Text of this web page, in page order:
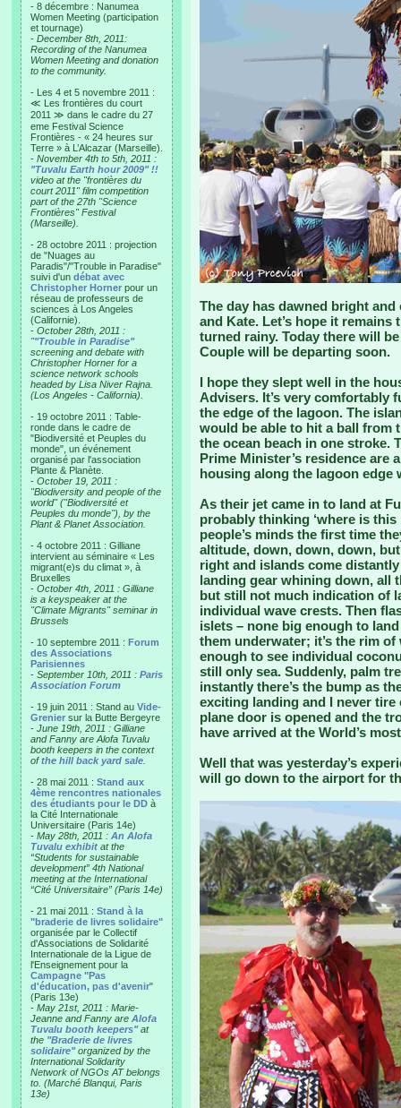
- 8 décembre : Nanumea
Women Meeting (participation
et tournage)
- December 8th, 2011:
Recording of the Nanumea
Women Meeting and donation
to the community.
- Les 4 et 5 novembre 2011 :
≪ Les frontières du court
2011 ≫ dans le cadre du 27
eme Festival Science
Frontières - « 24 heures sur
Terre » à L’Alcazar (Marseille).
- November 4th to 5th, 2011 :
"Tuvalu Earth hour 2009" !!
video at the "frontières du
court 2011" film competition
part of the 27th "Science
Frontières" Festival
(Marseille).
- 28 octobre 2011 : projection
de "Nuages au
Paradis"/"Trouble in Paradise"
suivi d'un débat avec
Christopher Horner pour un
réseau de professeurs de
sciences à Los Angeles
(Californie).
- October 28th, 2011 :
""Trouble in Paradise"
screening and debate with
Christopher Horner for a
science network schools
headed by Lisa Niver Rajna.
(Los Angeles - California).
- 19 octobre 2011 : Table-
ronde dans le cadre de
"Biodiversité et Peuples du
monde", un événement
organisé par l'association
Plante & Planète.
- October 19, 2011 :
"Biodiversity and people of the
world" ("Biodiversité et
Peuples du monde"), by the
Plant & Planet Association.
- 4 octobre 2011 : Gilliane
intervient au séminaire « Les
migrant(e)s du climat », à
Bruxelles
- October 4th, 2011 : Gilliane
is a keyspeaker at the
"Climate Migrants" seminar in
Brussels
- 10 septembre 2011 : Forum
des Associations
Parisiennes
- September 10th, 2011 : Paris
Association Forum
- 19 juin 2011 : Stand au Vide-
Grenier sur la Butte Bergeyre
- June 19th, 2011 : Gilliane
and Fanny are Alofa Tuvalu
booth keepers in the context
ofthe hill back yard sale
- 28 mai 2011 : Stand aux
4ème rencontres nationales
des étudiants pour le DD à
la Cité Internationale
Universitaire (Paris 14e)
- May 28th, 2011 : An Alofa
Tuvalu exhibit at the
“Students for sustainable
development” 4th National
meeting at the International
“Cité Universitaire” (Paris 14e)
- 21 mai 2011 : Stand à la
"braderie de livres solidaire"
organisée par le Collectif
d'Associations de Solidarité
Internationale de la Ligue de
l'Enseignement pour la
Campagne "Pas
d'éducation, pas d'avenir"
(Paris 13e)
- May 21st, 2011 : Marie-
Jeanne and Fanny are Alofa
Tuvalu booth keepers"at
the "Braderie de livres
solidaire"organized by the
International Solidarity
Network of NGOs AT belongs
to. (Marché Blanqui, Paris
13e)
The day has dawned bright
and Kate. Let’s hope it
turned rainy. Today there will
Couple will be departing soon.
I hope they slept well in the
Advisers. It’s very comfortably
the edge of the lagoon. The
would be able to hit a ball from
the ocean beach in one stroke.
Prime Minister’s residence
housing along the lagoon
As their jet came in to land at
probably thinking ‘where is
people’s minds the first time
altitude, down, down, down,
right and islands come
landing gear whining down, all
but still not much indication of
individual wave crests. Then
islets – none big enough to
them underwater; it’s the rim
enough to see individual
still only sea. Suddenly, palm
instantly there’s the bump as
exciting landing and I never tire
plane door is opened and the
have arrived at the World’s
Well that was yesterday’s
will go down to the airport for